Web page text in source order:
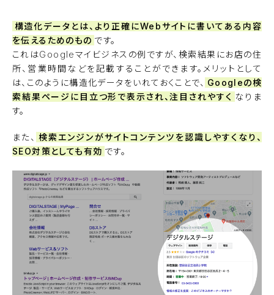
構造化データとは、より正確にWebサイトに書いてある内容
を伝えるためのもの です。
これはGoogleマイビジネスの例ですが、検索結果にお店の住
所、営業時間などを記載することができます。メリットとして
は、このように構造化データをいれておくことで、 Googleの検
索結果ページに目立つ形で表示され、注目されやすく なりま
す。
また、 検索エンジンがサイトコンテンツを認識しやすくなり、
SEO対策としても有効 です。